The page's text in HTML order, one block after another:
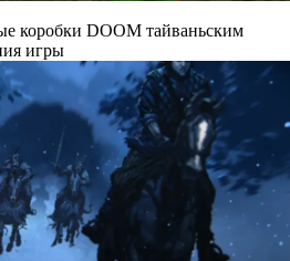
коробки DOOM тайваньским
игры